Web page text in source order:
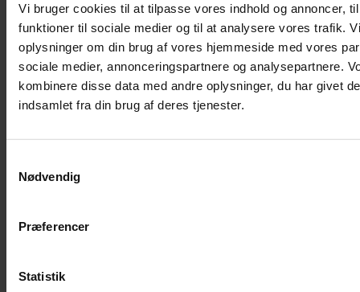
Vi bruger cookies til at tilpasse vores indhold og annoncer,
funktioner til sociale medier og til at analysere vores trafik.
oplysninger om din brug af vores hjemmeside med vores
sociale medier, annonceringspartnere og analysepartnere.
kombinere disse data med andre oplysninger, du har givet
indsamlet fra din brug af deres tjenester.
Nødvendig
Præferencer
Statistik
Rottebur
Marsvinebur
Løbegård
Overdækning løbegård
Indretning til bure